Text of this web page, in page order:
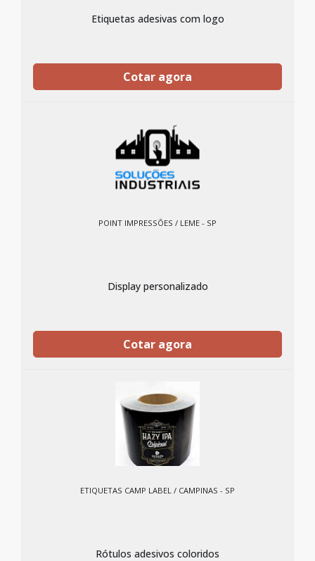
Etiquetas adesivas com logo
Cotar agora
POINT IMPRESSÕES / LEME - SP
Display personalizado
Cotar agora
ETIQUETAS CAMP LABEL / CAMPINAS - SP
Rótulos adesivos coloridos